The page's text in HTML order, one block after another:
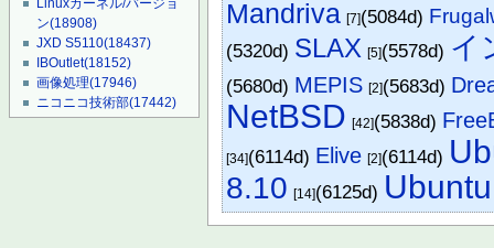
Linuxカーネル/バージョ
ン(18908)
JXD S5110(18437)
IBOutlet(18152)
画像処理(17946)
ニコニコ技術部(17442)
Mandriva [7](5084d)
(5320d) SLAX [5](5578d) イ
(5680d) MEPIS [2](5683d)
NetBSD [42](5838d)
[34](6114d) Elive [2](6114d)
8.10 [14](6125d)